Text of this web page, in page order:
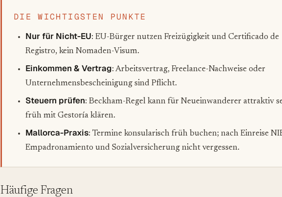
DIE WICHTIGSTEN PUNKTE
Nur für Nicht-EU: EU-Bürger nutzen Freizügigkeit und Certificado de
Registro, kein Nomaden-Visum.
Einkommen & Vertrag: Arbeitsvertrag, Freelance-Nachweise oder
Unternehmensbescheinigung sind Pflicht.
Steuern prüfen: Beckham-Regel kann für Neueinwanderer attraktiv
früh mit Gestoría klären.
Mallorca-Praxis: Termine konsularisch früh buchen; nach Einreise
Empadronamiento und Sozialversicherung nicht vergessen.
Häufige Fragen